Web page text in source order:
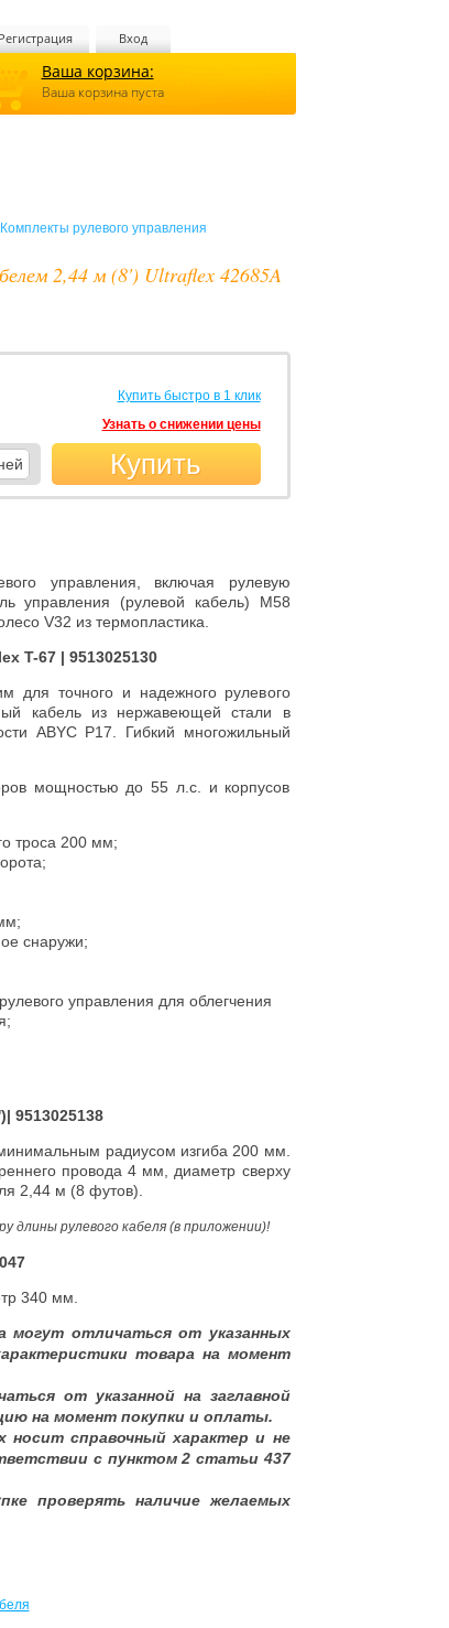
Регистрация Вход
Ваша корзина:
Ваша корзина пуста
Комплекты рулевого управления
2,44 м (8') Ultraflex 42685A
Купить быстро в 1 клик
Узнать о снижении цены
Купить
управления, включая рулевую
управления (рулевой кабель) M58
V32 из термопластика.
T-67 | 9513025130
для точного и надежного рулевого
кабель из нержавеющей стали в
ABYC P17. Гибкий многожильный
мощностью до 55 л.с. и корпусов
троса 200 мм;
снаружи;
управления для облегчения
9513025138
радиусом изгиба 200 мм.
провода 4 мм, диаметр сверху
2,44 м (8 футов).
длины рулевого кабеля (в приложении)!
340 мм.
могут отличаться от указанных
товара на момент
от указанной на заглавной
на момент покупки и оплаты.
носит справочный характер и не
с пунктом 2 статьи 437
проверять наличие желаемых